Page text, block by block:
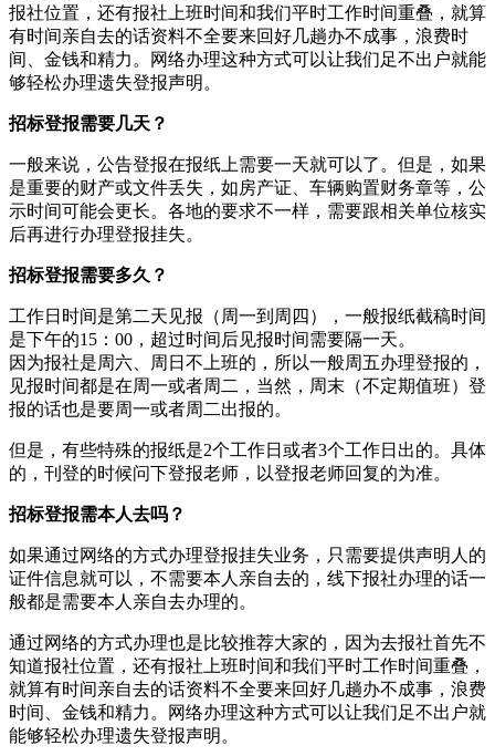
报社位置，还有报社上班时间和我们平时工作时间重叠，就算
有时间亲自去的话资料不全要来回好几趟办不成事，浪费时
间、金钱和精力。网络办理这种方式可以让我们足不出户就能
够轻松办理遗失登报声明。
招标登报需要几天？
一般来说，公告登报在报纸上需要一天就可以了。但是，如果
是重要的财产或文件丢失，如房产证、车辆购置财务章等，公
示时间可能会更长。各地的要求不一样，需要跟相关单位核实
后再进行办理登报挂失。
招标登报需要多久？
工作日时间是第二天见报（周一到周四），一般报纸截稿时间
是下午的15：00，超过时间后见报时间需要隔一天。
因为报社是周六、周日不上班的，所以一般周五办理登报的，
见报时间都是在周一或者周二，当然，周末（不定期值班）登
报的话也是要周一或者周二出报的。
但是，有些特殊的报纸是2个工作日或者3个工作日出的。具体
的，刊登的时候问下登报老师，以登报老师回复的为准。
招标登报需本人去吗？
如果通过网络的方式办理登报挂失业务，只需要提供声明人的
证件信息就可以，不需要本人亲自去的，线下报社办理的话一
般都是需要本人亲自去办理的。
通过网络的方式办理也是比较推荐大家的，因为去报社首先不
知道报社位置，还有报社上班时间和我们平时工作时间重叠，
就算有时间亲自去的话资料不全要来回好几趟办不成事，浪费
时间、金钱和精力。网络办理这种方式可以让我们足不出户就
能够轻松办理遗失登报声明。